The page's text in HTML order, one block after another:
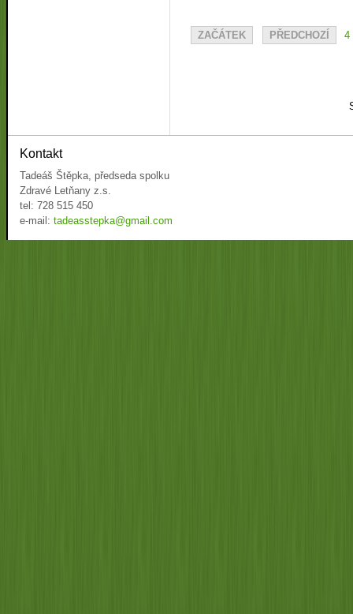
ZAČÁTEK PŘEDCHOZÍ 4
Kontakt
Tadeáš Štěpka, předseda spolku
Zdravé Letňany z.s.
tel: 728 515 450
e-mail: tadeasstepka@gmail.com